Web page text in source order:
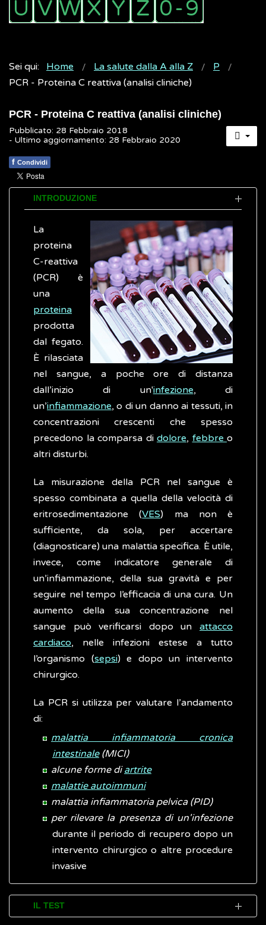
Sei qui: Home La salute dalla A alla Z
P
PCR - Proteina C reattiva (analisi cliniche)
PCR - Proteina C reattiva (analisi cliniche)
Pubblicato: 28 Febbraio 2018
- Ultimo aggiornamento: 28 Febbraio 2020
f Condividi
INTRODUZIONE
La
proteina
C-reattiva
(PCR) è
una
proteina
prodotta
dal fegato.
È rilasciata
nel sangue, a poche ore di distanza
dall’inizio di un'infezione, di
un’infiammazione, o di un danno ai tessuti, in
concentrazioni crescenti che spesso
precedono la comparsa di dolore, febbre o
altri disturbi.
La misurazione della PCR nel sangue è
spesso combinata a quella della velocità di
eritrosedimentazione (VES) ma non è
sufficiente, da sola, per accertare
(diagnosticare) una malattia specifica. È utile,
invece, come indicatore generale di
un’infiammazione, della sua gravità e per
seguire nel tempo l’efficacia di una cura. Un
aumento della sua concentrazione nel
sangue può verificarsi dopo un attacco
cardiaco, nelle infezioni estese a tutto
l’organismo (sepsi) e dopo un intervento
chirurgico.
La PCR si utilizza per valutare l’andamento
di:
malattia infiammatoria cronica
intestinale(MICI)
alcune forme diartrite
malattie autoimmuni
malattia infiammatoria pelvica (PID)
per rilevare la presenza di un'infezione
durante il periodo di recupero dopo un
intervento chirurgico o altre procedure
invasive
IL TEST